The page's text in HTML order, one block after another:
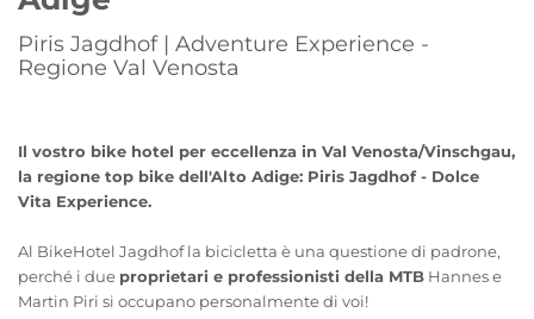
Piris Jagdhof | Adventure Experience -
Regione Val Venosta
Il vostro bike hotel per eccellenza in Val Venosta/Vinschgau,
la regione top bike dell'Alto Adige: Piris Jagdhof - Dolce
Vita Experience.
Al BikeHotel Jagdhof la bicicletta è una questione di padrone,
perché i due proprietari e professionisti della MTB Hannes e
Martin Piri si occupano personalmente di voi!